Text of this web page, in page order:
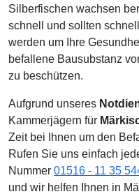
Silberfischen wachsen
schnell und sollten
werden um Ihre
befallene Bausubstanz
zu beschützen.
Aufgrund unseres
Kammerjägern für
Zeit bei Ihnen um den
Rufen Sie uns einfach
Nummer 01516 - 11 35
und wir helfen Ihnen in